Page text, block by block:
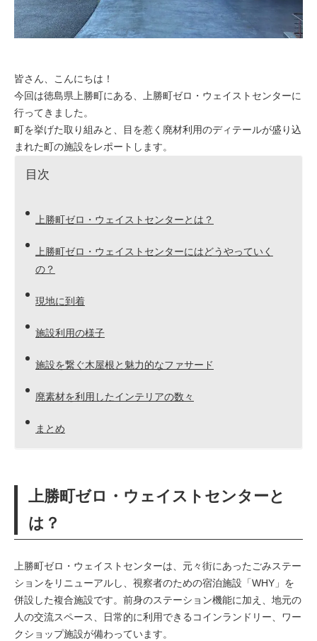
皆さん、こんにちは！
今回は徳島県上勝町にある、上勝町ゼロ・ウェイストセンターに
行ってきました。
町を挙げた取り組みと、目を惹く廃材利用のディテールが盛り込
まれた町の施設をレポートします。
目次
上勝町ゼロ・ウェイストセンターとは？
上勝町ゼロ・ウェイストセンターにはどうやっていく
の？
現地に到着
施設利用の様子
施設を繋ぐ木屋根と魅力的なファサード
廃素材を利用したインテリアの数々
まとめ
上勝町ゼロ・ウェイストセンターと
は？
上勝町ゼロ・ウェイストセンターは、元々街にあったごみステー
ションをリニューアルし、視察者のための宿泊施設「WHY」を
併設した複合施設です。前身のステーション機能に加え、地元の
人の交流スペース、日常的に利用できるコインランドリー、ワー
クショップ施設が備わっています。